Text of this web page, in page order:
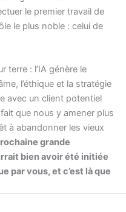
le premier travail de
le plus noble : celui de
terre : l’IA génère le
l’éthique et la stratégie
avec un client potentiel
que nous y amener plus
à abandonner les vieux
grande
bien avoir été initiée
par vous, et c’est là que